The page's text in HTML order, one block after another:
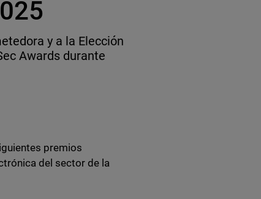
y a la Elección
Awards durante
premios
del sector de la